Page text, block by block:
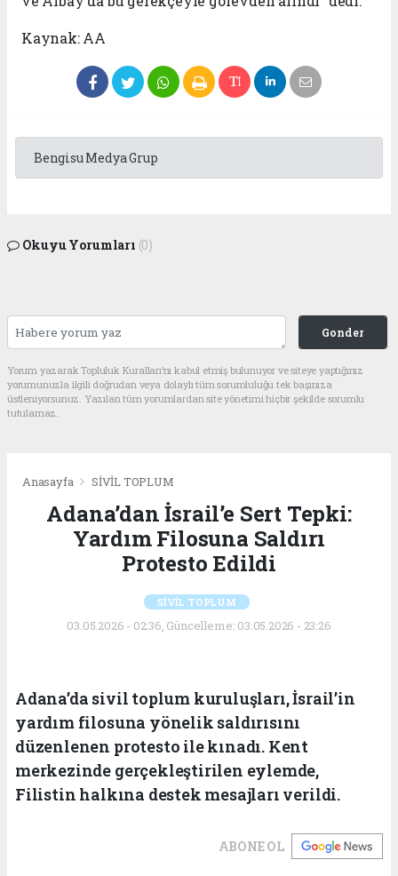
Kaynak: AA
Bengisu Medya Grup
Okuyu Yorumları (0)
Gonder
Yorum yazarak Topluluk Kuralları’nı kabul etmiş bulunuyor ve siteye yaptığınız
yorumunuzla ilgili doğrudan veya dolaylı tüm sorumluluğu tek başınıza
üstleniyorsunuz. Yazılan tüm yorumlardan site yönetimi hiçbir şekilde sorumlu
tutulamaz.
Anasayfa SİVİL TOPLUM
Adana’dan İsrail’e Sert Tepki:
Yardım Filosuna Saldırı
Protesto Edildi
SİVİL TOPLUM
03.05.2026 - 02:36, Güncelleme: 03.05.2026 - 23:26
Adana’da sivil toplum kuruluşları, İsrail’in
yardım filosuna yönelik saldırısını
düzenlenen protesto ile kınadı. Kent
merkezinde gerçekleştirilen eylemde,
Filistin halkına destek mesajları verildi.
ABONE OL